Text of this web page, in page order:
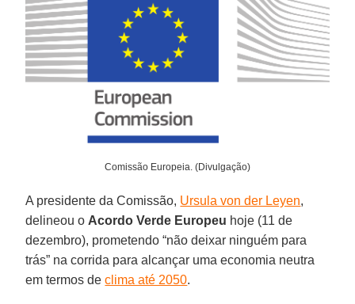
Comissão Europeia. (Divulgação)
A presidente da Comissão, Ursula von der Leyen,
delineou o Acordo Verde Europeu hoje (11 de
dezembro), prometendo “não deixar ninguém para
trás” na corrida para alcançar uma economia neutra
em termos declima até 2050.